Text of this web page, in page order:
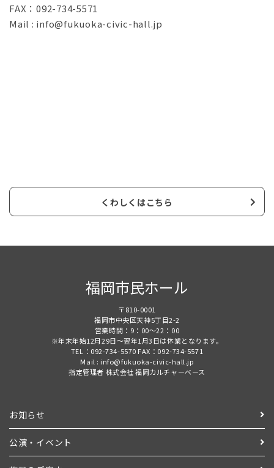
FAX：092-734-5571
Mail : info@fukuoka-civic-hall.jp
くわしくはこちら
福岡市民ホール
〒810-0001
福岡市中央区天神5丁目2-2
営業時間：9：00～22：00
※年末年始12月29日～翌年1月3日は休業となります。
TEL：092-734-5570 FAX：092-734-5571
Mail : info@fukuoka-civic-hall.jp
指定管理者 株式会社 福岡カルチャーベース
お知らせ
公演・イベント